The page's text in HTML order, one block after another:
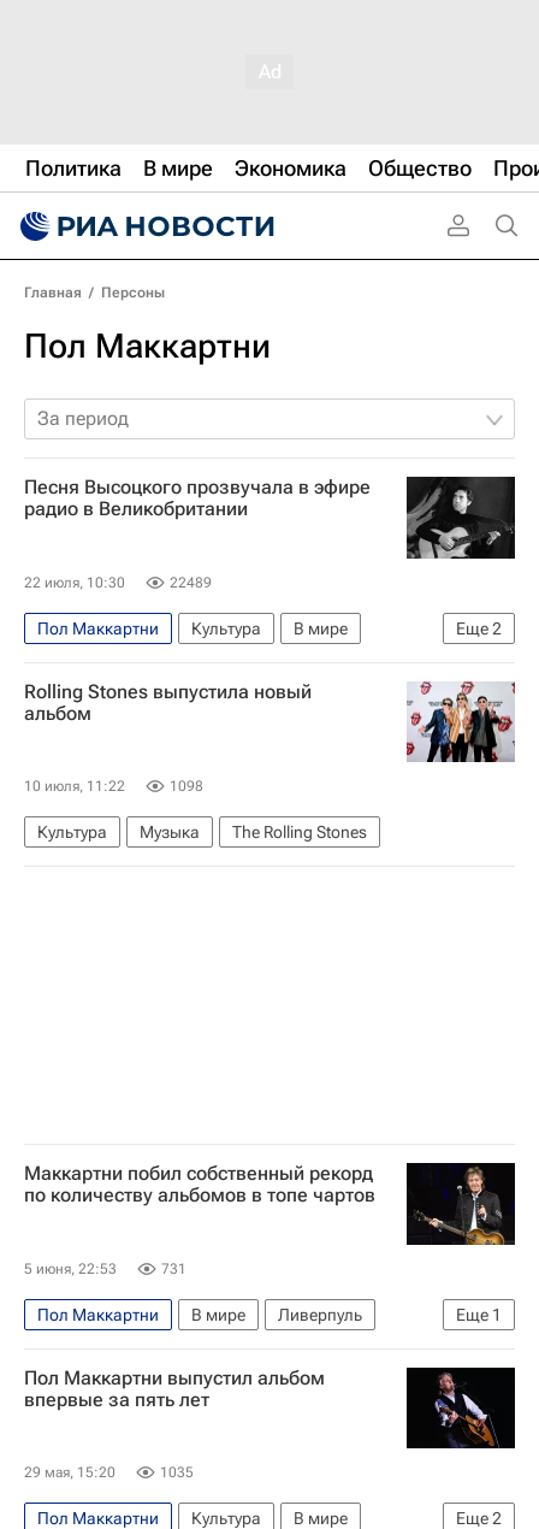
Политика В мире Экономика Общество
Главная / Персоны
Пол Маккартни
За период
Песня Высоцкого прозвучала в эфире
радио в Великобритании
22 июля, 10:30 22489
Еще2
Пол Маккартни Культура
В мире
Владимир Высоцкий (автор песен)
Bon Jovi
Rolling Stones выпустила новый
альбом
10 июля, 11:22 1098
Культура Музыка The Rolling Stones
Маккартни побил собственный рекорд
по количеству альбомов в топе чартов
5 июня, 22:53 731
Еще 1
Пол Маккартни В мире
Ливерпуль
The Beatles
Пол Маккартни выпустил альбом
впервые за пять лет
29 мая, 15:20 1035
Еще2
Пол Маккартни Культура
В мире